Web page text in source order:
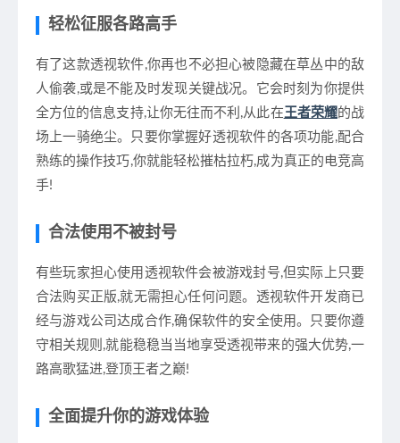
轻松征服各路高手
有了这款透视软件,你再也不必担心被隐藏在草丛中的敌
人偷袭,或是不能及时发现关键战况。它会时刻为你提供
全方位的信息支持,让你无往而不利,从此在 王者荣耀的战
场上一骑绝尘。只要你掌握好透视软件的各项功能,配合
熟练的操作技巧,你就能轻松摧枯拉朽,成为真正的电竞高
手!
合法使用不被封号
有些玩家担心使用透视软件会被游戏封号,但实际上只要
合法购买正版,就无需担心任何问题。透视软件开发商已
经与游戏公司达成合作,确保软件的安全使用。只要你遵
守相关规则,就能稳稳当当地享受透视带来的强大优势,一
路高歌猛进,登顶王者之巅!
全面提升你的游戏体验